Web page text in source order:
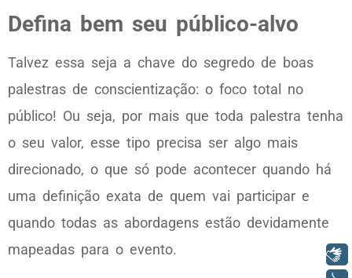
Defina bem seu público-alvo
Talvez essa seja a chave do segredo de boas
palestras de conscientização: o foco total no
público! Ou seja, por mais que toda palestra tenha
o seu valor, esse tipo precisa ser algo mais
direcionado, o que só pode acontecer quando há
uma definição exata de quem vai participar e
quando todas as abordagens estão devidamente
mapeadas para o evento.